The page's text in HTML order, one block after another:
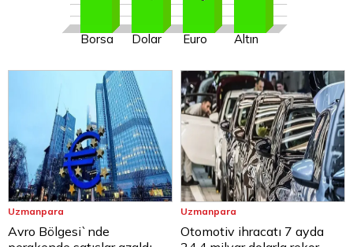
Borsa Dolar Euro Altın
Uzmanpara
Avro Bölgesi`nde
Uzmanpara
Otomotiv ihracatı 7 ayda